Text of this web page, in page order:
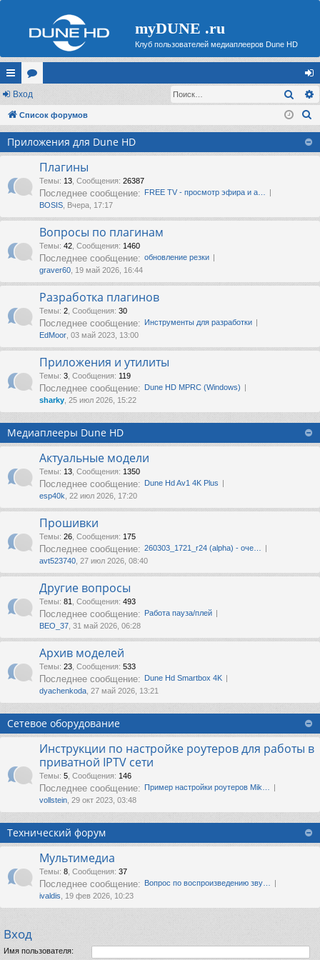
myDUNE .ru
Клуб пользователей медиаплееров Dune HD
с
ы
лк
и
ор
ум
хо
д
Вход
Список форумов
Приложения для Dune HD
Плагины
Темы: 13 Сообщения: 26387
Последнее сообщение: FREE TV - просмотр эфира и а…
BOSIS , Вчера, 17:17
Вопросы по плагинам
Темы: 42 Сообщения: 1460
Последнее сообщение: обновление резки
graver60 , 19 май 2026, 16:44
Разработка плагинов
Темы: 2 Сообщения: 30
Последнее сообщение: Инструменты для разработки
EdMoor , 03 май 2023, 13:00
Приложения и утилиты
Темы: 3 Сообщения: 119
Последнее сообщение: Dune HD MPRC (Windows)
sharky , 25 июл 2026, 15:22
Медиаплееры Dune HD
Актуальные модели
Темы: 13 Сообщения: 1350
Последнее сообщение: Dune Hd Av1 4K Plus
esp40k , 22 июл 2026, 17:20
Прошивки
Темы: 26 Сообщения: 175
Последнее сообщение: 260303_1721_r24 (alpha) - оче…
avt523740 , 27 июл 2026, 08:40
Другие вопросы
Темы: 81 Сообщения: 493
Последнее сообщение: Работа пауза/плей
ВЕО_37 , 31 май 2026, 06:28
Архив моделей
Темы: 23 Сообщения: 533
Последнее сообщение: Dune Hd Smartbox 4K
dyachenkoda , 27 май 2026, 13:21
Сетевое оборудование
Инструкции по настройке роутеров для работы в
приватной IPTV сети
Темы: 5 Сообщения: 146
Последнее сообщение: Пример настройки роутеров Mik…
vollstein , 29 окт 2023, 03:48
Технический форум
Мультимедиа
Темы: 8 Сообщения: 37
Последнее сообщение: Вопрос по воспроизведению зву…
ivaldis , 19 фев 2026, 10:23
Вход
Имя пользователя: